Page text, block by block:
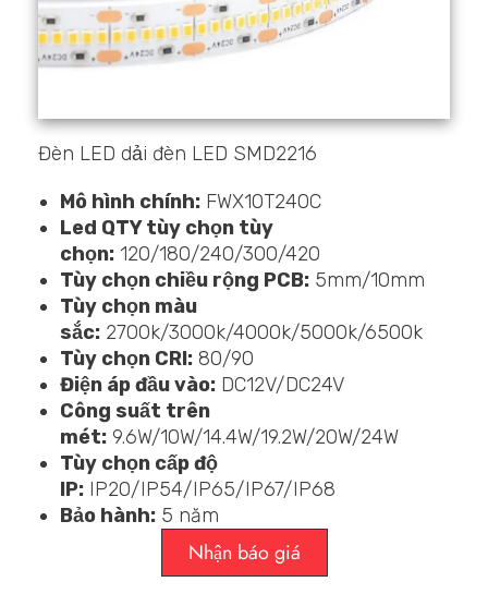
Đèn LED dải đèn LED SMD2216
Mô hình chính: FWX10T240C
Led QTY tùy chọn tùy
chọn: 120/180/240/300/420
Tùy chọn chiều rộng PCB: 5mm/10mm
Tùy chọn màu
sắc: 2700k/3000k/4000k/5000k/6500k
Tùy chọn CRI: 80/90
Điện áp đầu vào: DC12V/DC24V
Công suất trên
mét: 9.6W/10W/14.4W/19.2W/20W/24W
Tùy chọn cấp độ
IP: IP20/IP54/IP65/IP67/IP68
Bảo hành: 5 năm
Nhận báo giá